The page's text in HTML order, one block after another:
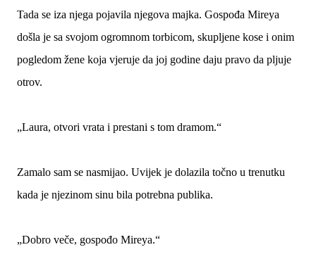
Tada se iza njega pojavila njegova majka. Gospođa Mireya
došla je sa svojom ogromnom torbicom, skupljene kose i onim
pogledom žene koja vjeruje da joj godine daju pravo da pljuje
otrov.
„Laura, otvori vrata i prestani s tom dramom.“
Zamalo sam se nasmijao. Uvijek je dolazila točno u trenutku
kada je njezinom sinu bila potrebna publika.
„Dobro veče, gospođo Mireya.“